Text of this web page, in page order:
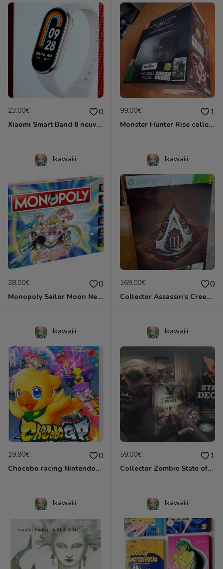
23.00€ 0
Xiaomi Smart Band 8 neuve emballée
99.00€ 1
Monster Hunter Rise collector Nintendo Switch
Ikawaiii
28.00€ 0
Monopoly Sailor Moon Neuf scellé
Ikawaiii
169.00€ 0
Collector Assassin's Creed 3 Neuf emballé!
Ikawaiii
19.90€ 0
Chocobo racing Nintendo Switch
Ikawaiii
59.00€ 1
Collector Zombie State of Decay 2 Neuf!
Ikawaiii Ikawaiii